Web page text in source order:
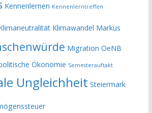
Kennenlernen Kennenlerntreffen
Klimawandel Markus
Migration OeNB
Ökonomie Semesterauftakt
Ungleichheit Steiermark